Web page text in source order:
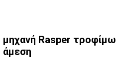
Rasper
άμεση